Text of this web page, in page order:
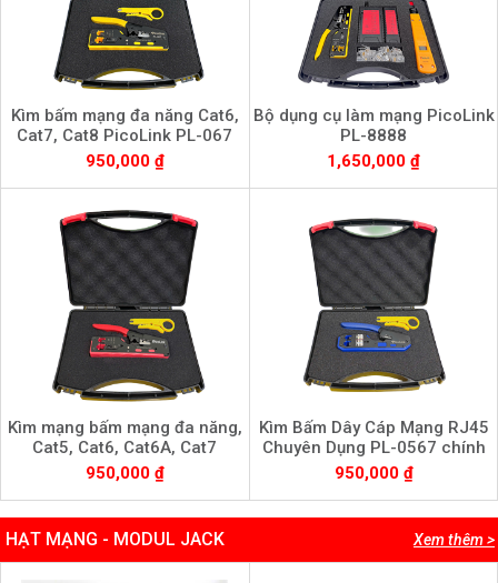
Kìm bấm mạng đa năng Cat6,
Cat7, Cat8 PicoLink PL-067
950,000 ₫
Bộ dụng cụ làm mạng PicoLink
PL-8888
1,650,000 ₫
Kìm mạng bấm mạng đa năng,
Cat5, Cat6, Cat6A, Cat7
PicoLink PL-8989
950,000 ₫
Kìm Bấm Dây Cáp Mạng RJ45
Chuyên Dụng PL-0567 chính
hãng PicoLink
950,000 ₫
Xem thêm >
HẠT MẠNG - MODUL JACK